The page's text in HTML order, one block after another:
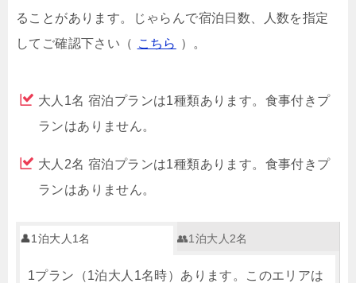
ることがあります。じゃらんで宿泊日数、人数を指定
してご確認下さい（ こちら ）。
大人1名 宿泊プランは1種類あります。食事付きプ
ランはありません。
大人2名 宿泊プランは1種類あります。食事付きプ
ランはありません。
👤1泊大人1名 👥1泊大人2名
1プラン（1泊大人1名時）あります。このエリアは